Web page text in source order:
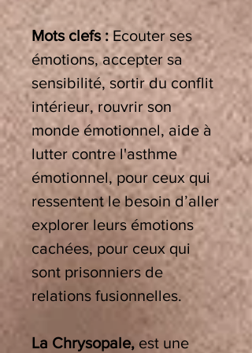
Mots clefs : Ecouter ses
émotions, accepter sa
sensibilité, sortir du conflit
intérieur, rouvrir son
monde émotionnel, aide à
lutter contre l'asthme
émotionnel, pour ceux qui
ressentent le besoin d’aller
explorer leurs émotions
cachées, pour ceux qui
sont prisonniers de
relations fusionnelles.
La Chrysopale, est une